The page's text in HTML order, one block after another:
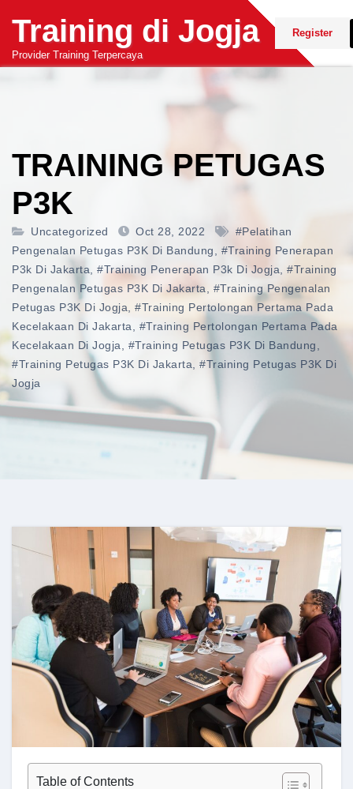
content
Training di Jogja
Provider Training Terpercaya
Register
TRAINING PETUGAS
P3K
Uncategorized Oct 28, 2022
#pelatihan
Pengenalan Petugas P3K Di Bandung
#training Penerapan
P3k Di Jakarta
#training Penerapan P3k Di Jogja
#training
Pengenalan Petugas P3K Di Jakarta
#training Pengenalan
Petugas P3K Di Jogja
#training Pertolongan Pertama Pada
Kecelakaan Di Jakarta
#training Pertolongan Pertama Pada
Kecelakaan Di Jogja
#training Petugas P3K Di Bandung
#training Petugas P3K Di Jakarta
#training Petugas P3K Di
Jogja
Table of Contents